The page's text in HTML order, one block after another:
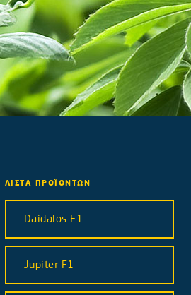
ΛΙΣΤΑ ΠΡΟΪΟΝΤΩΝ
Daidalos F1
Jupiter F1